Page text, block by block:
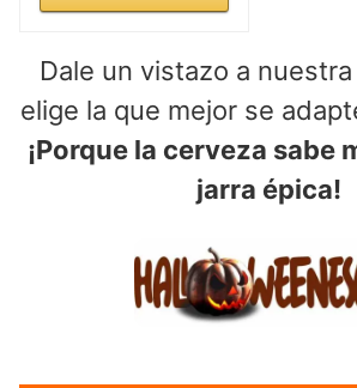
Dale un vistazo a
elige la que mejor se
¡Porque la cerveza sabe
jarra épica!